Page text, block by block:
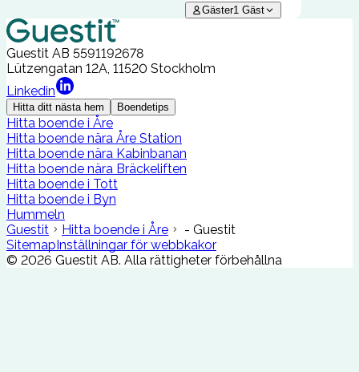
Gäster1 Gäst
Guestit AB 5591192678
Lützengatan 12A, 11520 Stockholm
Linkedin
Hitta ditt nästa hem Boendetips
Hitta boende i Åre
Hitta boende nära Åre Station
Hitta boende nära Kabinbanan
Hitta boende nära Bräckeliften
Hitta boende i Tott
Hitta boende i Byn
Hummeln
Guestit
Hitta boende i Åre
- Guestit
Sitemap Inställningar för webbkakor
© 2026 Guestit AB. Alla rättigheter förbehållna